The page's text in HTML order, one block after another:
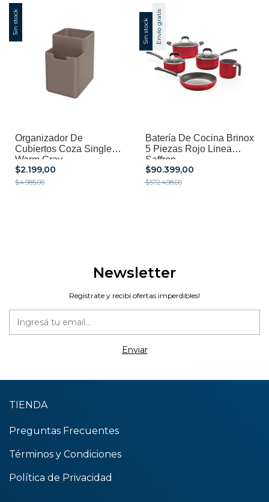
Sin stock
Organizador De
Cubiertos Coza Single
Warm Gray
$2.199,00
$4.985,00
Sin stock Envío gratis
Batería De Cocina Brinox
5 Piezas Rojo Linea
Saffron
$90.399,00
$572.498,00
Newsletter
Registrate y recibí ofertas imperdibles!
TIENDA
Preguntas Frecuentes
Términos y Condiciones
Política de Privacidad